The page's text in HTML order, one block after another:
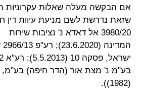
אם הבקשה מעלה שאלות עקרוניות
שזאת נדרשת לשם מניעת עיוות דין
3980/20 אל דאדא נ' נציבות שירות
המדינה (23.6.2020)
; רע"פ 2966/13
ישראל, פסקה 10 (5.5.2013); רע"א 103/82
בע"מ נ' מצת אור (הדר חיפה) בע"מ
(1982)).